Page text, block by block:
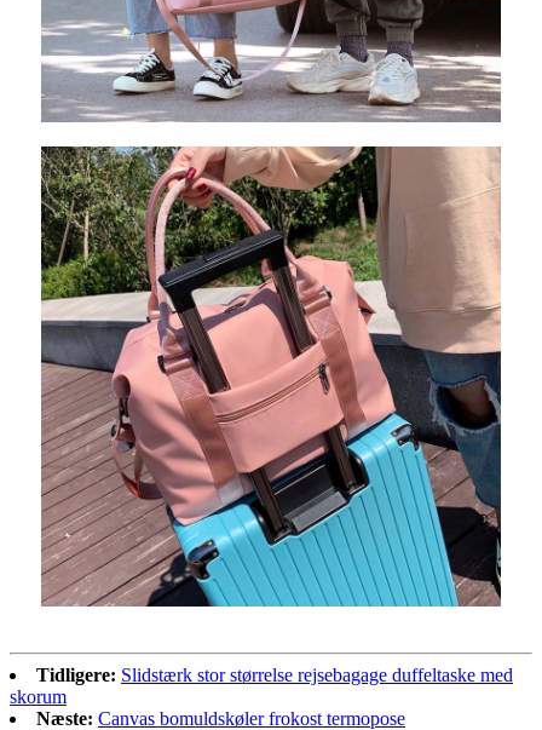
Tidligere: Slidstærk stor størrelse rejsebagage duffeltaske med
skorum
Næste: Canvas bomuldskøler frokost termopose